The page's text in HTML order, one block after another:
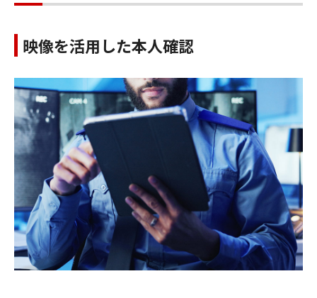
映像を活用した本人確認